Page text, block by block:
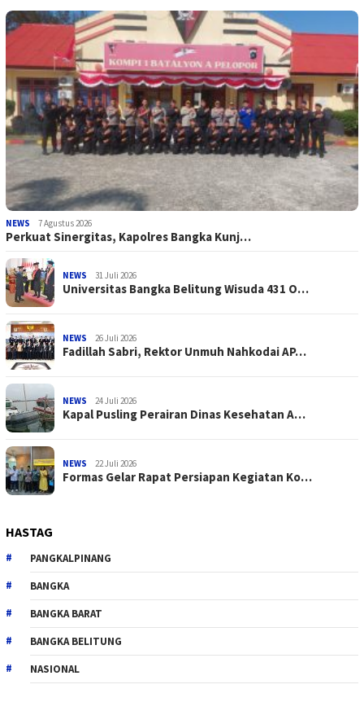
NEWS 7 Agustus 2026
Perkuat Sinergitas, Kapolres Bangka Kunj…
NEWS 31 Juli 2026
Universitas Bangka Belitung Wisuda 431 O…
NEWS 26 Juli 2026
Fadillah Sabri, Rektor Unmuh Nahkodai AP…
NEWS 24 Juli 2026
Kapal Pusling Perairan Dinas Kesehatan A…
NEWS 22 Juli 2026
Formas Gelar Rapat Persiapan Kegiatan Ko…
HASTAG
PANGKALPINANG
BANGKA
BANGKA BARAT
BANGKA BELITUNG
NASIONAL